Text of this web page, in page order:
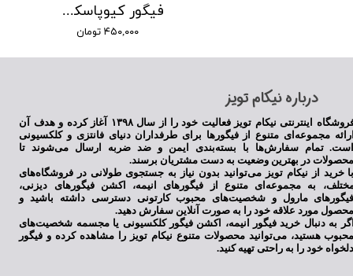
فیگور کیوپاسکت رنگوکو شیطانکش
۴۵۰,۰۰۰ تومان
​درباره نیکام تویز
فروشگاه اینترنتی نیکام تویز فعالیت خود را از سال ۱۳۹۸ آغاز کرده و هدف آن
مجموعه‌ای متنوع از فیگورها برای طرفداران دنیای فانتزی و کلکسیونی
تمام سفارش‌ها با بسته‌بندی ایمن و ضد ضربه ارسال می‌شوند تا
در بهترین وضعیت به دست مشتریان برسند.
خرید از نیکام تویز می‌توانید بدون نیاز به جستجوی طولانی در فروشگاه‌های
به مجموعه‌ای متنوع از فیگورهای انیمه، اکشن فیگورهای دیزنی،
مارول و شخصیت‌های محبوب کارتونی دسترسی داشته باشید و
مورد علاقه خود را به صورت آنلاین سفارش دهید.
به دنبال خرید فیگور انیمه، اکشن فیگور کلکسیونی یا مجسمه شخصیت‌های
هستید، می‌توانید محصولات متنوع نیکام تویز را مشاهده کرده و فیگور
خود را به راحتی تهیه کنید.